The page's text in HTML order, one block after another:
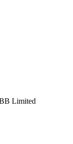
Limited